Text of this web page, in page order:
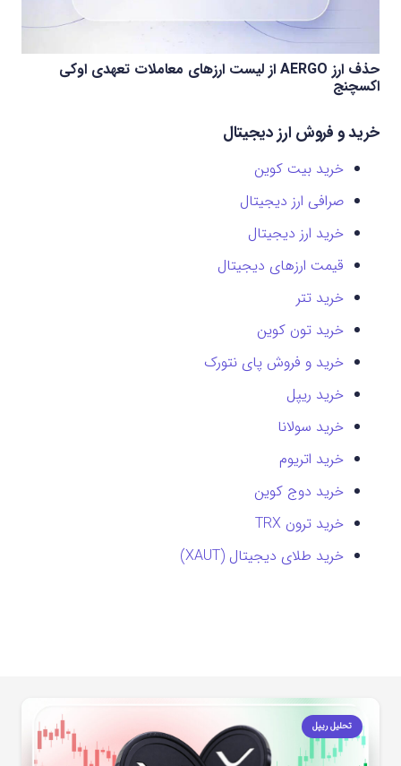
حذف ارز AERGO از لیست ارزهای معاملات تعهدی اوکی
اکسچنج
خرید و فروش ارز دیجیتال
خرید بیت کوین
صرافی ارز دیجیتال
خرید ارز دیجیتال
قیمت ارزهای دیجیتال
خرید تتر
خرید تون کوین
خرید و فروش پای نتورک
خرید ریپل
خرید سولانا
خرید اتریوم
خرید دوج کوین
خرید ترون TRX
خرید طلای دیجیتال (XAUT)
تحلیل ریپل